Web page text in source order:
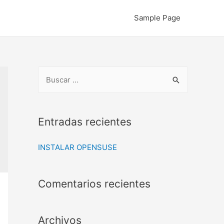
Sample Page
c
r
Entradas recientes
INSTALAR OPENSUSE
Comentarios recientes
Archivos